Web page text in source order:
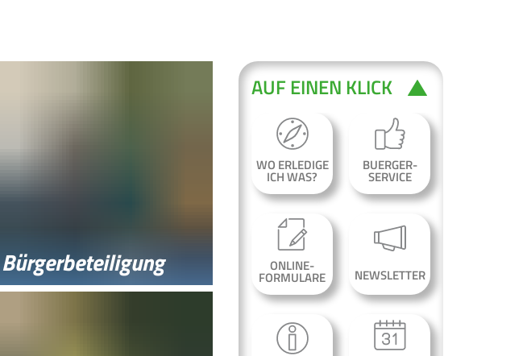
Bürgerbeteiligung
AUF EINEN KLICK
WO ERLEDIGE
ICH WAS?
BUERGER-
SERVICE
ONLINE-
FORMULARE NEWSLETTER